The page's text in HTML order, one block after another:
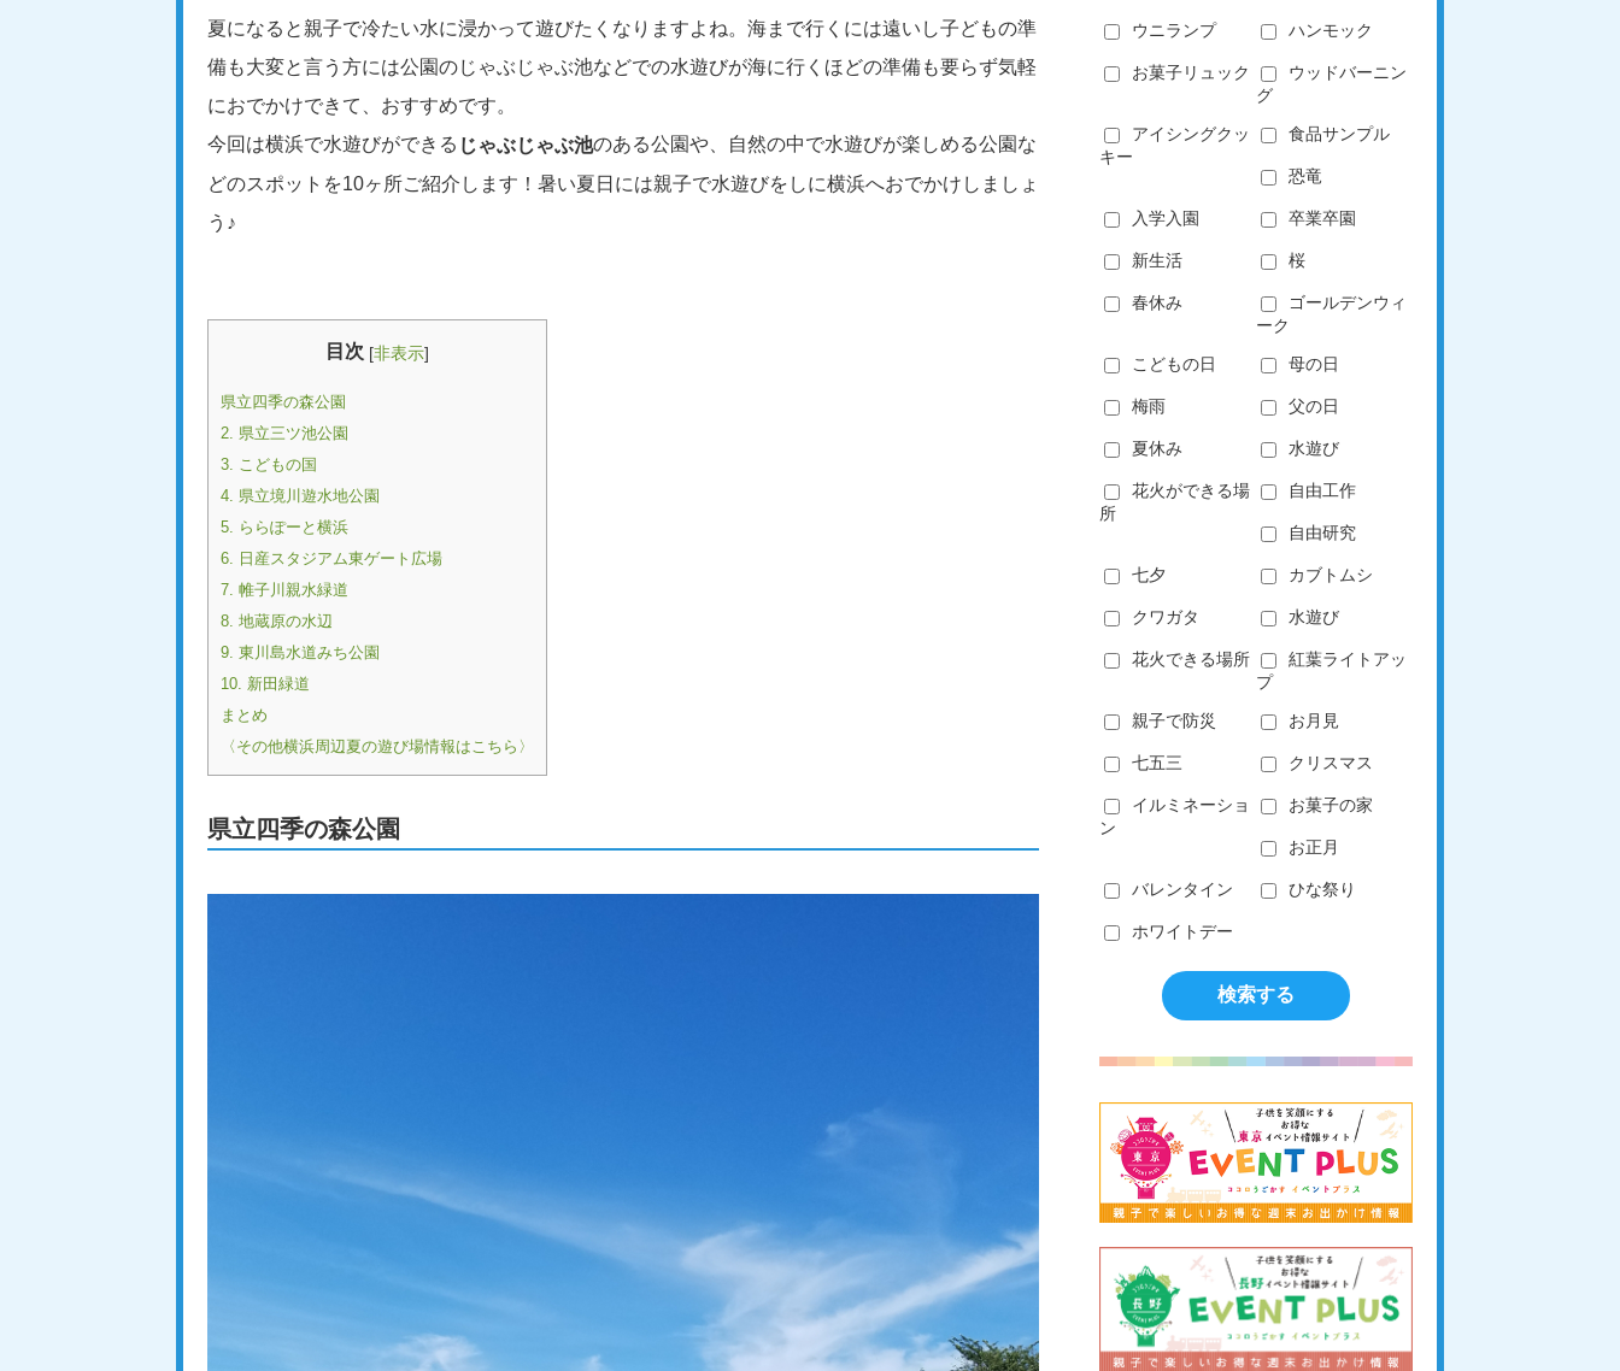
夏になると親子で冷たい水に浸かって遊びたくなりますよね。 海まで行くには遠いし子どもの準
備も大変と言う方には公園のじゃぶじゃぶ池などでの水遊びが海に行くほどの準備も要らず気軽
におでかけできて、おすすめです。
今回は横浜で水遊びができる じゃぶじゃぶ池のある公園や、自然の中で水遊びが楽しめる公園な
どのスポットを10ヶ所ご紹介します！ 暑い夏日には親子で水遊びをしに横浜へおでかけしましょ
う♪
目次 [非表示]
県立四季の森公園
2. 県立三ツ池公園
3. こどもの国
4. 県立境川遊水地公園
5. ららぽーと横浜
6. 日産スタジアム東ゲート広場
7. 帷子川親水緑道
8. 地蔵原の水辺
9. 東川島水道みち公園
10. 新田緑道
まとめ
〈その他横浜周辺夏の遊び場情報はこちら〉
県立四季の森公園
ウニランプ ハンモック
お菓子リュック
ウッドバーニン
グ
アイシングクッ
キー
食品サンプル
恐竜
入学入園 卒業卒園
新生活 桜
春休み
ゴールデンウィ
ーク
こどもの日 母の日
梅雨 父の日
夏休み 水遊び
花火ができる場
所
自由工作
自由研究
七夕 カブトムシ
クワガタ 水遊び
花火できる場所
紅葉ライトアッ
プ
親子で防災 お月見
七五三 クリスマス
イルミネーショ
ン
お菓子の家
お正月
バレンタイン ひな祭り
ホワイトデー